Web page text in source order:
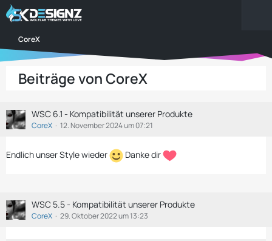
CoreX
Beiträge von CoreX
WSC 6.1 - Kompatibilität unserer Produkte
CoreX 12. November 2024 um 07:21
Endlich unser Style wieder Danke dir
WSC 5.5 - Kompatibilität unserer Produkte
CoreX 29. Oktober 2022 um 13:23